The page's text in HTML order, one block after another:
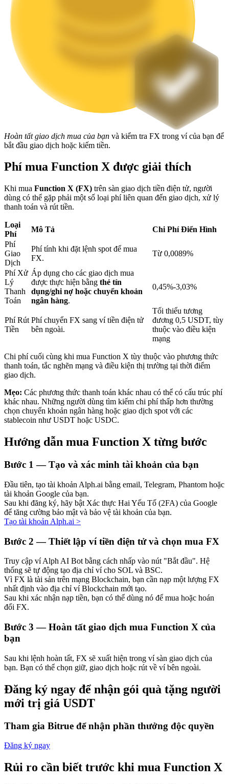
Launchpool
Khóa BTR
Đầu tư độc quyền cho người nắm giữ BTR
Dịch vụ vay được hỗ trợ bằng tiền điện tử
Đầu tư cố định và quản lý tài chính
Tận hưởng việc quản lý tài chính hiện tại và thu nhập lâu dài
Staking 101
Bitrue
AI
Đối tác Bitrue
Hoàn tất giao dịch mua của bạn và kiểm tra FX trong ví của bạn để
bắt đầu giao dịch hoặc kiếm tiền.
Phí mua Function X được giải thích
Khi mua Function X (FX) trên sàn giao dịch tiền điện tử, người
dùng có thể gặp phải một số loại phí liên quan đến giao dịch, xử lý
thanh toán và rút tiền.
Loại
Phí
Mô Tả
Chi Phí Điển Hình
Phí
Giao
Dịch
Phí tính khi đặt lệnh spot để mua
FX.
Từ 0,0089%
Phí Xử
Lý
Thanh
Toán
Áp dụng cho các giao dịch mua
được thực hiện bằng thẻ tín
dụng/ghi nợ hoặc chuyển khoản
ngân hàng.
0,45%-3,03%
Phí Rút
Tiền
Phí chuyển FX sang ví tiền điện tử
bên ngoài.
Tối thiểu tương
đương 0,5 USDT, tùy
thuộc vào điều kiện
mạng
Chi phí cuối cùng khi mua Function X tùy thuộc vào phương thức
thanh toán, tắc nghẽn mạng và điều kiện thị trường tại thời điểm
giao dịch.
Mẹo: Các phương thức thanh toán khác nhau có thể có cấu trúc phí
khác nhau. Những người dùng tìm kiếm chi phí thấp hơn thường
chọn chuyển khoản ngân hàng hoặc giao dịch spot với các
stablecoin như USDT hoặc USDC.
Hướng dẫn mua Function X từng bước
Bước 1 —Tạo và xác minh tài khoản của bạn
Đầu tiên, tạo tài khoản Alph.ai bằng email, Telegram, Phantom hoặc
tài khoản Google của bạn.
Sau khi đăng ký, hãy bật Xác thực Hai Yếu Tố (2FA) của Google
để tăng cường bảo mật và bảo vệ tài khoản của bạn.
Tạo tài khoản Alph.ai >
Bước 2 — Thiết lập ví tiền điện tử và chọn mua FX
Truy cập ví Alph AI Bot bằng cách nhấp vào nút "Bắt đầu". Hệ
thống sẽ tự động tạo địa chỉ ví cho SOL và BSC.
Vì FX là tài sản trên mạng Blockchain, bạn cần nạp một lượng FX
nhất định vào địa chỉ ví Blockchain mới tạo.
Sau khi xác nhận nạp tiền, bạn có thể dùng nó để mua hoặc hoán
đổi FX.
Bước 3 —Hoàn tất giao dịch mua Function X của
bạn
Sau khi lệnh hoàn tất, FX sẽ xuất hiện trong ví sàn giao dịch của
bạn. Bạn có thể chọn giữ, giao dịch hoặc rút về ví bên ngoài.
Đăng ký ngay để nhận gói quà tặng người
mới trị giá USDT
Tham gia Bitrue để nhận phần thưởng độc quyền
Đăng ký ngay
Rủi ro cần biết trước khi mua Function X